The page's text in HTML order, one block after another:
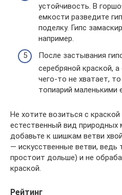
устойчивость. В
емкости разведите
поделку. Гипс
например.
После застывания
серебряной краской,
чего-то не хватает,
топиарий маленькими
Не хотите возиться с
естественный вид природных
добавьте к шишкам ветви
— искусственные ветви, ведь
простоит дольше) и не
краской.
Рейтинг